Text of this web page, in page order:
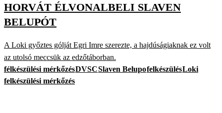
HORVÁT ÉLVONALBELI SLAVEN
BELUPÓT
A Loki győztes gólját Egri Imre szerezte, a hajdúságiaknak ez volt
az utolsó meccsük az edzőtáborban.
félkészülési mérkőzésDVSCSlaven BelupofelkészülésLoki
felkészülési mérkőzés